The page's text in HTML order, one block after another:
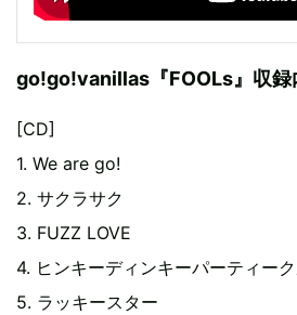
go!go!vanillas『FOOLs』収録
[CD]
1. We are go!
2. サクラサク
3. FUZZ LOVE
4. ヒンキーディンキーパーティー
5. ラッキースター